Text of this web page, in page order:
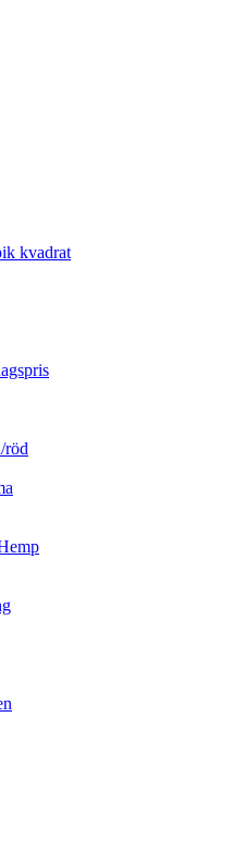
kvadrat
röd